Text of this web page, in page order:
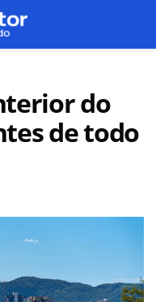
do
de todo